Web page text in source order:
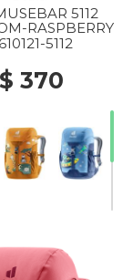
5112
RASPBERRY
5112
$ 370